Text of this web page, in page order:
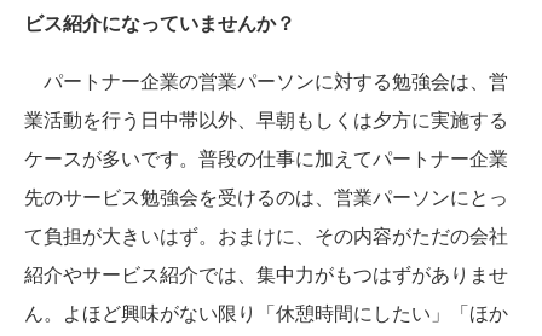
ビス紹介になっていませんか？
パートナー企業の営業パーソンに対する勉強会は、営
業活動を行う日中帯以外、早朝もしくは夕方に実施する
ケースが多いです。普段の仕事に加えてパートナー企業
先のサービス勉強会を受けるのは、営業パーソンにとっ
て負担が大きいはず。おまけに、その内容がただの会社
紹介やサービス紹介では、集中力がもつはずがありませ
ん。よほど興味がない限り「休憩時間にしたい」「ほか